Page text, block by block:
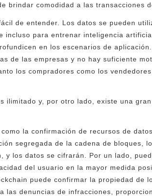
brindar comodidad a las transacciones
de entender. Los datos se pueden
incluso para entrenar inteligencia
en los escenarios de
de las empresas y no hay suficiente
los compradores como los
ilimitado y, por otro lado, existe una
la confirmación de recursos de
segregada de la cadena de bloques,
y los datos se cifrarán. Por un lado,
del usuario en la mayor medida
puede confirmar la propiedad de
las denuncias de infracciones,